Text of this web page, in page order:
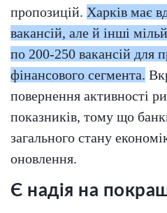
пропозицій. Харків має
вакансій, але й інші
по 200-250 вакансій для
фінансового сегмента.
повернення активності
показників, тому що
загального стану
оновлення.
Є надія на